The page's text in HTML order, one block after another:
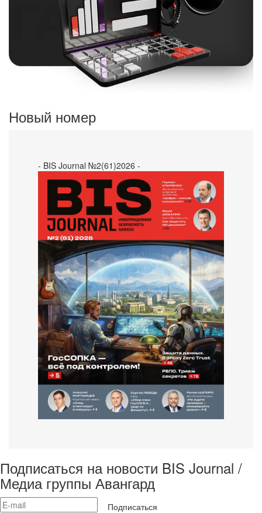
Новый номер
- BIS Journal №2(61)2026 -
Подписаться на новости BIS Journal /
Медиа группы Авангард
Подписаться